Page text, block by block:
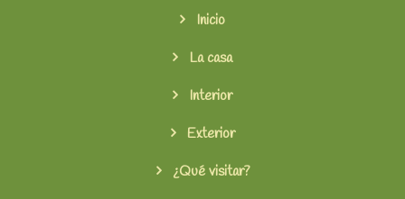
Inicio
La casa
Interior
Exterior
¿Qué visitar?